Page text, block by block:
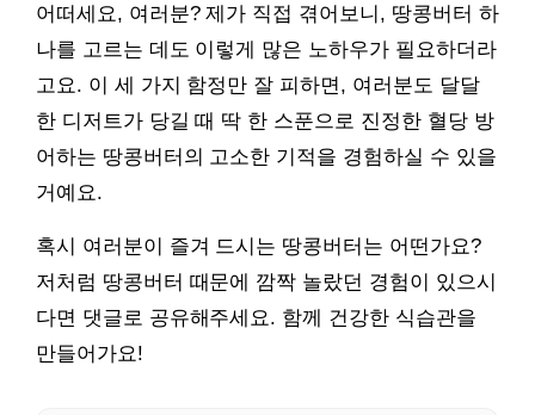
어떠세요, 여러분? 제가 직접 겪어보니, 땅콩버터 하
나를 고르는 데도 이렇게 많은 노하우가 필요하더라
고요. 이 세 가지 함정만 잘 피하면, 여러분도 달달
한 디저트가 당길 때 딱 한 스푼으로 진정한 혈당 방
어하는 땅콩버터의 고소한 기적을 경험하실 수 있을
거예요.
혹시 여러분이 즐겨 드시는 땅콩버터는 어떤가요?
저처럼 땅콩버터 때문에 깜짝 놀랐던 경험이 있으시
다면 댓글로 공유해주세요. 함께 건강한 식습관을
만들어가요!